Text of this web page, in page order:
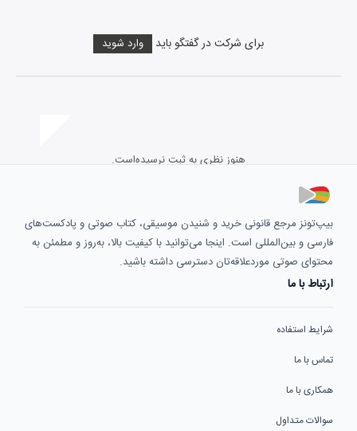
برای شرکت در گفتگو باید وارد شوید
هنوز نظری به ثبت نرسیده‌است.
بیپ‌تونز مرجع قانونی خرید و شنیدن موسیقی، کتاب صوتی و پادکست‌های
فارسی و بین‌المللی است. اینجا می‌توانید با کیفیت بالا، به‌روز و مطمئن به
محتوای صوتی موردعلاقه‌تان دسترسی داشته باشید.
ارتباط با ما
شرایط استفاده
تماس با ما
همکاری با ما
سوالات متداول